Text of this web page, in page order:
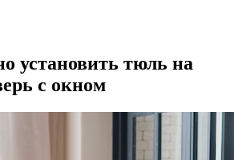
установить тюль на
с окном